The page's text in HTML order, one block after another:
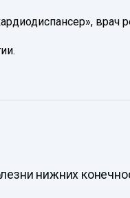
врач
нижних